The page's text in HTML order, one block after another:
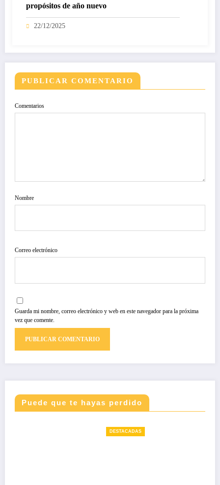
propósitos de año nuevo
22/12/2025
PUBLICAR COMENTARIO
Comentarios
Nombre
Correo electrónico
Guarda mi nombre, correo electrónico y web en este navegador para la próxima
vez que comente.
Puede que te hayas perdido